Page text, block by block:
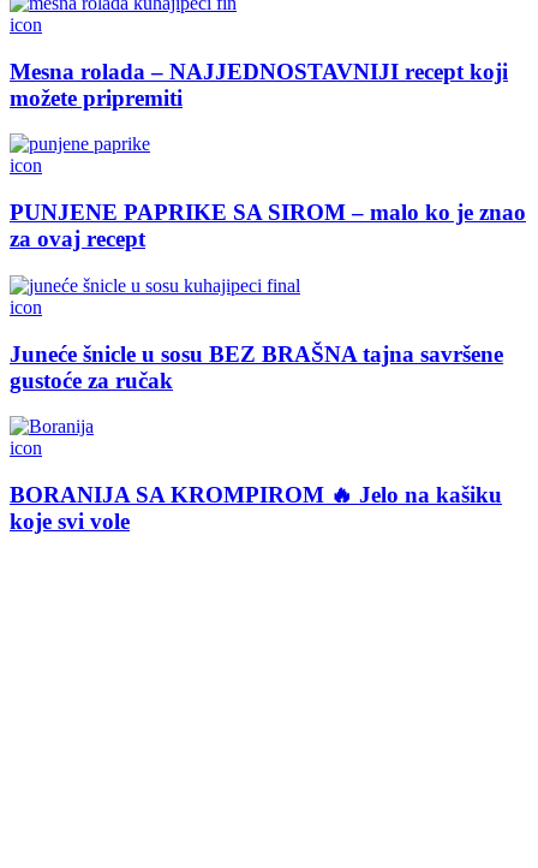
icon
Mesna rolada – NAJJEDNOSTAVNIJI recept koji
možete pripremiti
icon
PUNJENE PAPRIKE SA SIROM – malo ko je znao
za ovaj recept
icon
Juneće šnicle u sosu BEZ BRAŠNA tajna savršene
gustoće za ručak
icon
BORANIJA SA KROMPIROM 🔥 Jelo na kašiku
koje svi vole